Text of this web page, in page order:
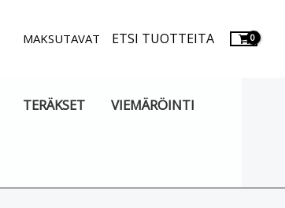
MAKSUTAVAT ETSI TUOTTEITA
TERÄKSET VIEMÄRÖINTI